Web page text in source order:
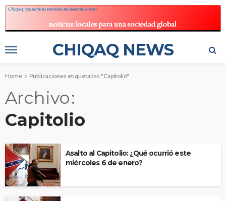
CHIQAQ NEWS
Home Publicaciones etiquetadas "Capitolio"
Archivo
Capitolio
Asalto al Capitolio: ¿Qué ocurrió este
miércoles 6 de enero?